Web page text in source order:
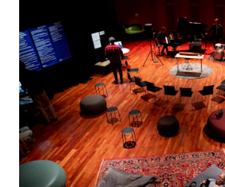
Arrangementer og konserter
Nyheter og historier
Ledige stillinger
INFO
Om Norges musikkhøgskole